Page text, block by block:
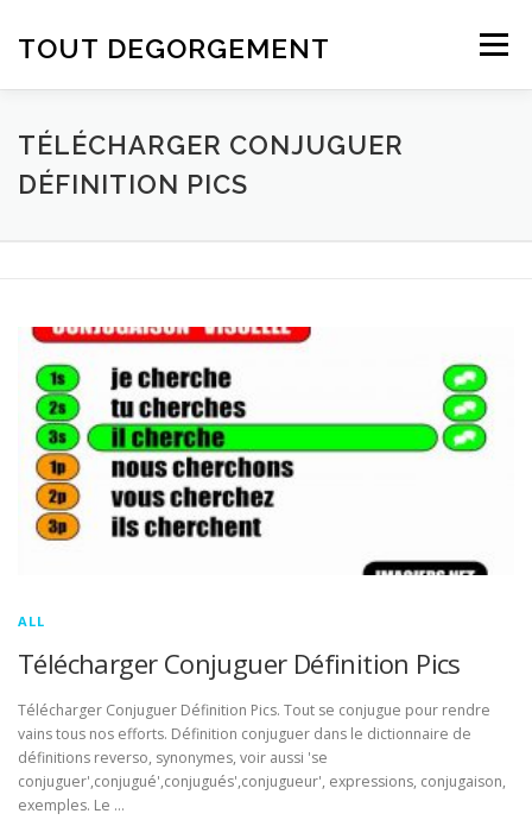
TOUT DEGORGEMENT Menu
TÉLÉCHARGER CONJUGUER
DÉFINITION PICS
ALL
Télécharger Conjuguer Définition Pics
Télécharger Conjuguer Définition Pics. Tout se conjugue pour rendre
vains tous nos efforts. Définition conjuguer dans le dictionnaire de
définitions reverso, synonymes, voir aussi 'se
conjuguer',conjugué',conjugués',conjugueur', expressions, conjugaison,
exemples. Le …